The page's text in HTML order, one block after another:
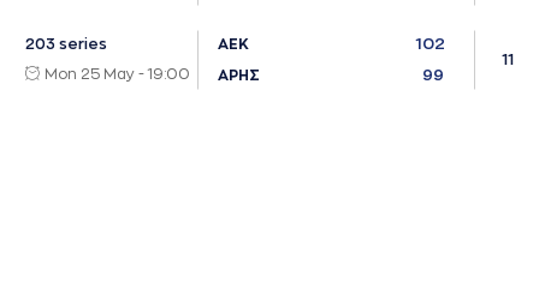
203 series
Mon 25 May - 19:00
ΑΕΚ 102
ΑΡΗΣ 99
11